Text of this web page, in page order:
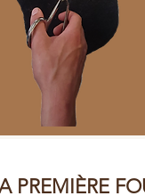
PREMIÈRE